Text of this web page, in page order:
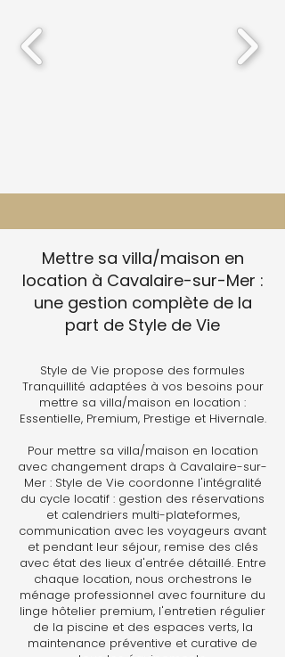
Mettre sa villa/maison en
location à Cavalaire-sur-Mer :
une gestion complète de la
part de Style de Vie
Style de Vie propose des formules
Tranquillité adaptées à vos besoins pour
mettre sa villa/maison en location :
Essentielle, Premium, Prestige et Hivernale.
Pour mettre sa villa/maison en location
avec changement draps à Cavalaire-sur-
Mer : Style de Vie coordonne l'intégralité
du cycle locatif : gestion des réservations
et calendriers multi-plateformes,
communication avec les voyageurs avant
et pendant leur séjour, remise des clés
avec état des lieux d'entrée détaillé. Entre
chaque location, nous orchestrons le
ménage professionnel avec fourniture du
linge hôtelier premium, l'entretien régulier
de la piscine et des espaces verts, la
maintenance préventive et curative de